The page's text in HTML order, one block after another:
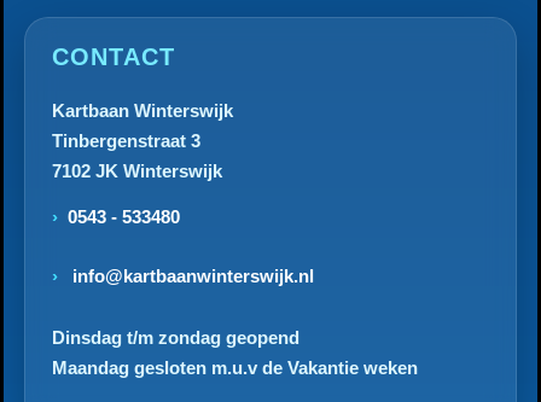
CONTACT
Kartbaan Winterswijk
Tinbergenstraat 3
7102 JK Winterswijk
0543 - 533480
info@kartbaanwinterswijk.nl
Dinsdag t/m zondag geopend
Maandag gesloten m.u.v de Vakantie weken